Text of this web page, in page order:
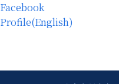
Facebook
Profile(English)